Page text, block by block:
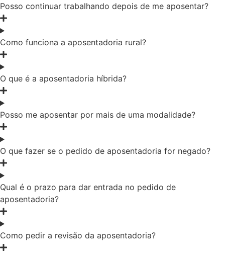
Posso continuar trabalhando depois de me aposentar?
Como funciona a aposentadoria rural?
O que é a aposentadoria híbrida?
Posso me aposentar por mais de uma modalidade?
O que fazer se o pedido de aposentadoria for negado?
Qual é o prazo para dar entrada no pedido de
aposentadoria?
Como pedir a revisão da aposentadoria?